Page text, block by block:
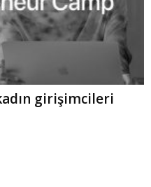
girişimcileri